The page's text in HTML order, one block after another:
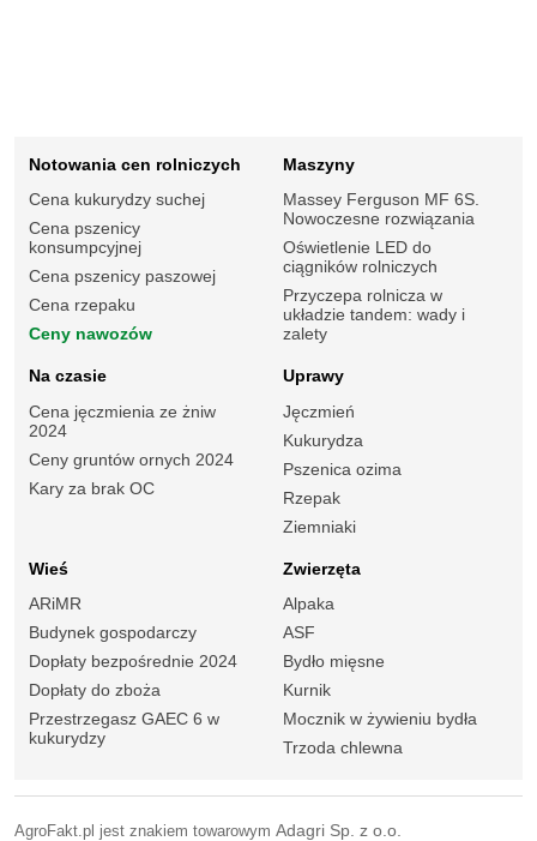
Notowania cen rolniczych
Cena kukurydzy suchej
Cena pszenicy
konsumpcyjnej
Cena pszenicy paszowej
Cena rzepaku
Ceny nawozów
Maszyny
Massey Ferguson MF 6S.
Nowoczesne rozwiązania
Oświetlenie LED do
ciągników rolniczych
Przyczepa rolnicza w
układzie tandem: wady i
zalety
Na czasie
Cena jęczmienia ze żniw
2024
Ceny gruntów ornych 2024
Kary za brak OC
Uprawy
Jęczmień
Kukurydza
Pszenica ozima
Rzepak
Ziemniaki
Wieś
ARiMR
Budynek gospodarczy
Dopłaty bezpośrednie 2024
Dopłaty do zboża
Przestrzegasz GAEC 6 w
kukurydzy
Zwierzęta
Alpaka
ASF
Bydło mięsne
Kurnik
Mocznik w żywieniu bydła
Trzoda chlewna
AgroFakt.pl jest znakiem towarowym Adagri Sp. z o.o.